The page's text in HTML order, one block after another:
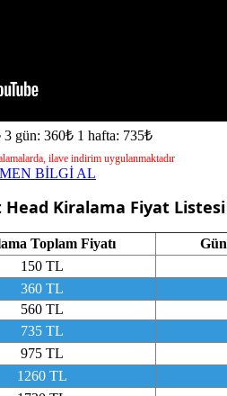
3 gün: 360₺ 1 hafta: 735₺
ilave indirim uygulanmaktadır
BİLGİ AL
Head Kiralama Fiyat Listesi
Toplam Fiyatı
150 TL
360 TL
560 TL
735 TL
975 TL
1260 TL